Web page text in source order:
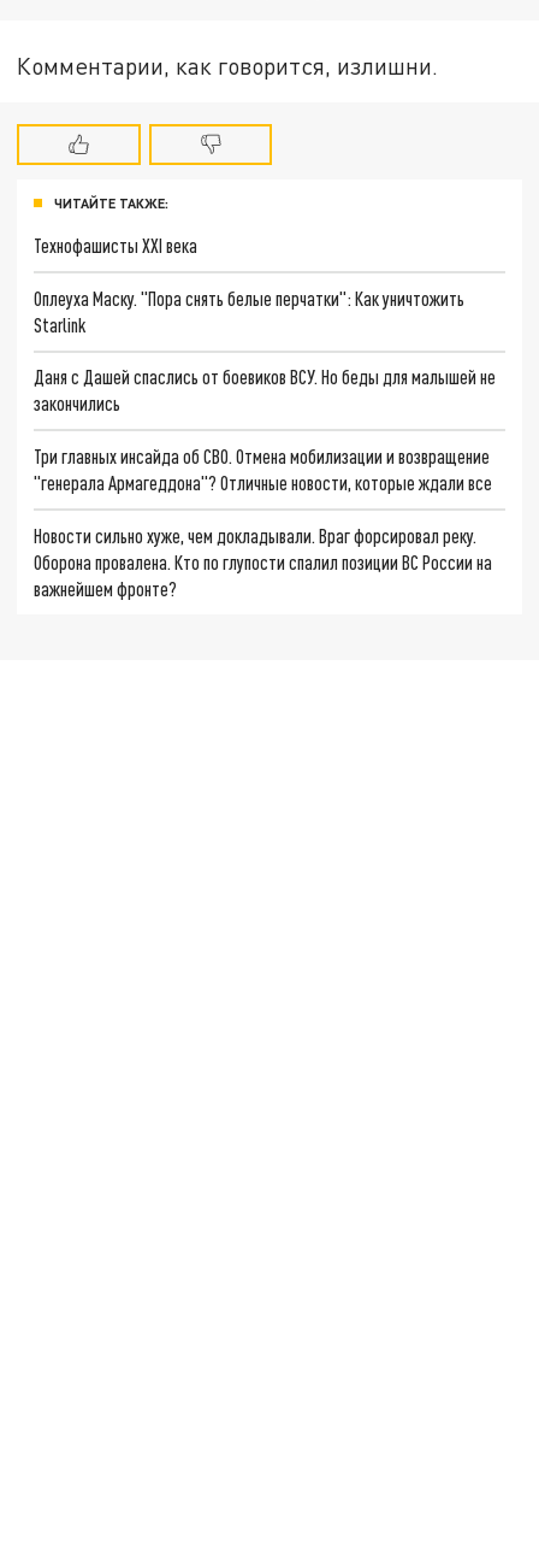
Комментарии, как говорится, излишни.
ЧИТАЙТЕ ТАКЖЕ:
Технофашисты XXI века
Оплеуха Маску. "Пора снять белые перчатки": Как уничтожить
Starlink
Даня с Дашей спаслись от боевиков ВСУ. Но беды для малышей не
закончились
Три главных инсайда об СВО. Отмена мобилизации и возвращение
"генерала Армагеддона"? Отличные новости, которые ждали все
Новости сильно хуже, чем докладывали. Враг форсировал реку.
Оборона провалена. Кто по глупости спалил позиции ВС России на
важнейшем фронте?